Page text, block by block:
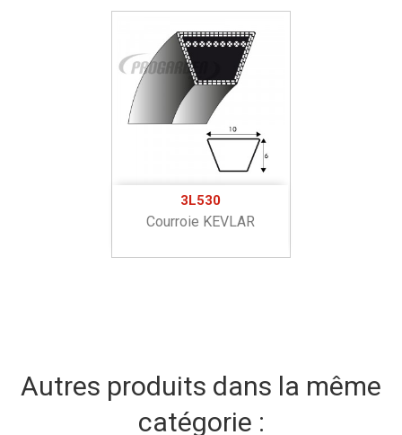
3L530
Courroie KEVLAR
Autres produits dans la même
catégorie :